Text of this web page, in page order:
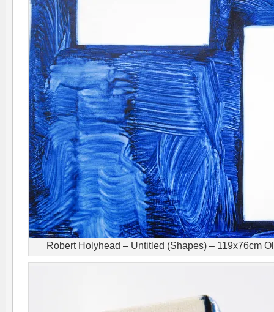
Robert Holyhead – Untitled (Shapes) – 119x76cm